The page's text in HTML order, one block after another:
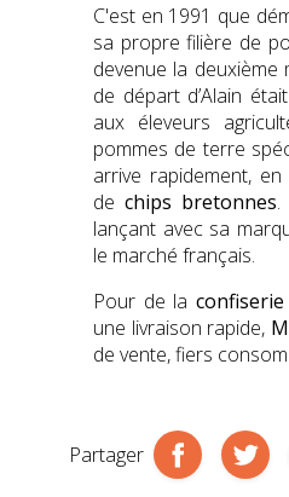
C'est en 1991 que
sa propre filière de
devenue la
de départ d’Alain
aux éleveurs
pommes de terre
arrive rapidement,
de chips bretonnes.
lançant avec sa
le marché français.
Pour de laconfiserie
une livraison rapide,
de vente, fiers
Partager